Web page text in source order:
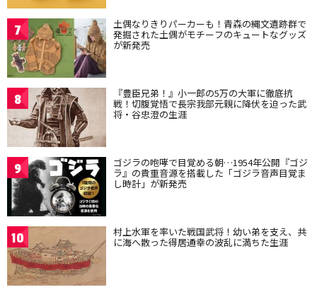
7 土偶なりきりパーカーも！青森の縄文遺跡群で
発掘された土偶がモチーフのキュートなグッズ
が新発売
8 『豊臣兄弟！』小一郎の5万の大軍に徹底抗
戦！切腹覚悟で長宗我部元親に降伏を迫った武
将・谷忠澄の生涯
9 ゴジラの咆哮で目覚める朝…1954年公開『ゴジ
ラ』の貴重音源を搭載した「ゴジラ音声目覚ま
し時計」が新発売
10 村上水軍を率いた戦国武将！幼い弟を支え、共
に海へ散った得居通幸の波乱に満ちた生涯